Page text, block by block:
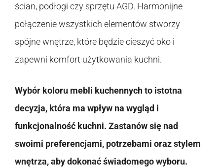
ścian, podłogi czy sprzętu AGD. Harmonijne
połączenie wszystkich elementów stworzy
spójne wnętrze, które będzie cieszyć oko i
zapewni komfort użytkowania kuchni.
Wybór koloru mebli kuchennych to istotna
decyzja, która ma wpływ na wygląd i
funkcjonalność kuchni. Zastanów się nad
swoimi preferencjami, potrzebami oraz stylem
wnętrza, aby dokonać świadomego wyboru.